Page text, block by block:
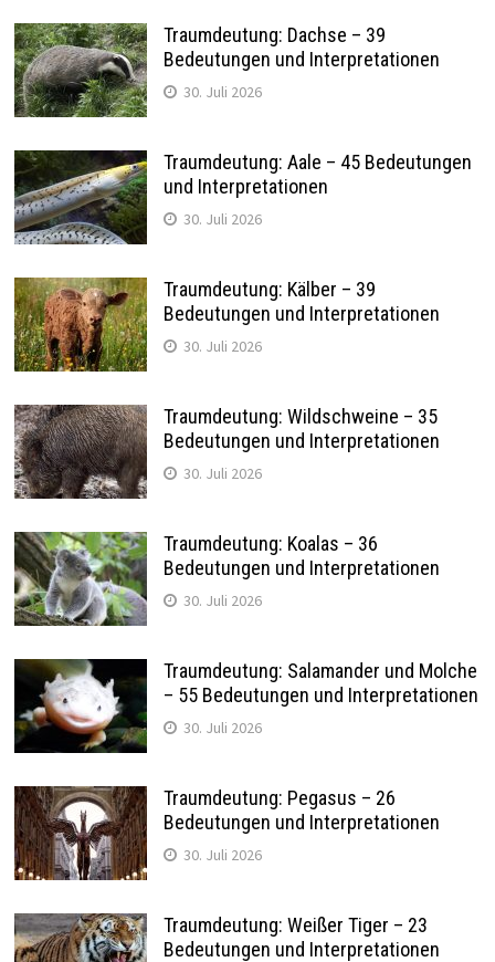
Traumdeutung: Dachse – 39
Bedeutungen und Interpretationen
30. Juli 2026
Traumdeutung: Aale – 45 Bedeutungen
und Interpretationen
30. Juli 2026
Traumdeutung: Kälber – 39
Bedeutungen und Interpretationen
30. Juli 2026
Traumdeutung: Wildschweine – 35
Bedeutungen und Interpretationen
30. Juli 2026
Traumdeutung: Koalas – 36
Bedeutungen und Interpretationen
30. Juli 2026
Traumdeutung: Salamander und Molche
– 55 Bedeutungen und Interpretationen
30. Juli 2026
Traumdeutung: Pegasus – 26
Bedeutungen und Interpretationen
30. Juli 2026
Traumdeutung: Weißer Tiger – 23
Bedeutungen und Interpretationen